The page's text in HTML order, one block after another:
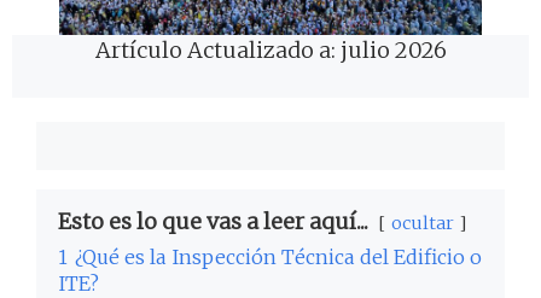
Artículo Actualizado a: julio 2026
Esto es lo que vas a leer aquí... ocultar
1 ¿Qué es la Inspección Técnica del Edificio o
ITE?